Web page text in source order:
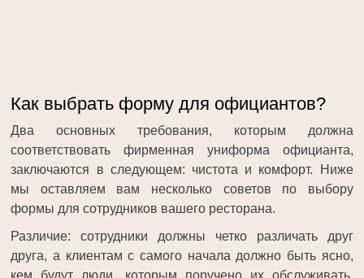
Как выбрать форму для официантов?
Два основных требования, которым должна
соответствовать фирменная униформа официанта,
заключаются в следующем: чистота и комфорт. Ниже
мы оставляем вам несколько советов по выбору
формы для сотрудников вашего ресторана.
Различие: сотрудники должны четко различать друг
друга, а клиентам с самого начала должно быть ясно,